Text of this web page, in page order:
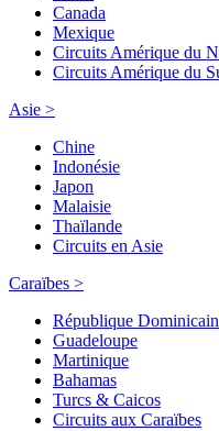
Canada
Mexique
Circuits Amérique du
Circuits Amérique du
Asie >
Chine
Indonésie
Japon
Malaisie
Thaïlande
Circuits en Asie
Caraïbes >
République
Guadeloupe
Martinique
Bahamas
Turcs & Caicos
Circuits aux Caraïbes